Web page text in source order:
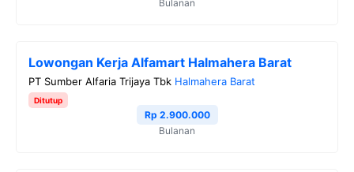
Bulanan
Lowongan Kerja Alfamart Halmahera Barat
PT Sumber Alfaria Trijaya Tbk Halmahera Barat
Ditutup
Rp 2.900.000
Bulanan